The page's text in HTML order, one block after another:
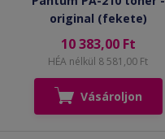
original (fekete)
10 383,00 Ft
HÉA nélkül 8 581,00 Ft
Vásároljon